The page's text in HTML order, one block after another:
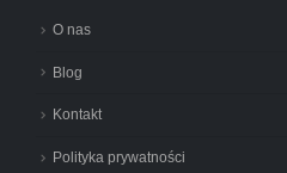
O nas
Blog
Kontakt
Polityka prywatności